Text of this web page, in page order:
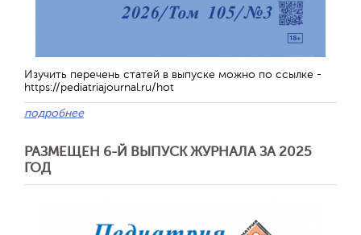
Изучить перечень статей в выпуске можно по ссылке -
https://pediatriajournal.ru/hot
подробнее
РАЗМЕЩЕН 6-Й ВЫПУСК ЖУРНАЛА ЗА 2025
ГОД